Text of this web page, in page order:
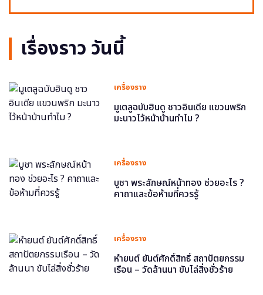
เรื่องราว วันนี้
เครื่องราง
มูเตลูฉบับฮินดู ชาวอินเดีย แขวนพริก
มะนาวไว้หน้าบ้านทำไม ?
เครื่องราง
บูชา พระลักษณ์หน้าทอง ช่วยอะไร ?
คาถาและข้อห้ามที่ควรรู้
เครื่องราง
หำยนต์ ยันต์ศักดิ์สิทธิ์ สถาปัตยกรรม
เรือน – วัดล้านนา ขับไล่สิ่งชั่วร้าย